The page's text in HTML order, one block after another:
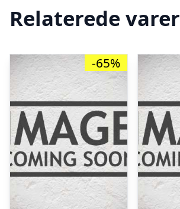
Relaterede varer
-65%